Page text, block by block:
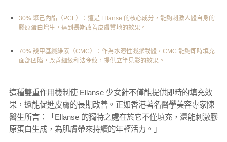
30% 聚己內酯（PCL）：這是 Ellanse 的核心成分，能夠刺激人體自身的
膠原蛋白增生，達到長期改善皮膚質地的效果。
70% 羧甲基纖維素（CMC）：作為水溶性凝膠載體，CMC 能夠即時填充
面部凹陷，改善細紋和法令紋，提供立竿見影的效果。
這種雙重作用機制使 Ellanse 少女針不僅能提供即時的填充效
果，還能促進皮膚的長期改善。正如香港著名醫學美容專家陳
醫生所言：「Ellanse 的獨特之處在於它不僅填充，還能刺激膠
原蛋白生成，為肌膚帶來持續的年輕活力。」